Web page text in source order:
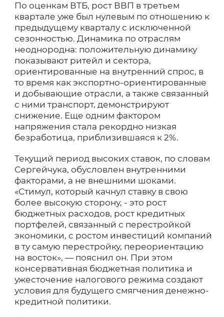
По оценкам ВТБ, рост ВВП в третьем
квартале уже был нулевым по отношению к
предыдущему кварталу с исключенной
сезонностью. Динамика по отраслям
неоднородна: положительную динамику
показывают ритейл и сектора,
ориентированные на внутренний спрос, в
то время как экспортно-ориентированные
и добывающие отрасли, а также связанный
с ними транспорт, демонстрируют
снижение. Еще одним фактором
напряжения стала рекордно низкая
безработица, приблизившаяся к 2%.
Текущий период высоких ставок, по словам
Сергейчука, обусловлен внутренними
факторами, а не внешними шоками.
«Стимул, который качнул ставку в свою
более высокую сторону, - это рост
бюджетных расходов, рост кредитных
портфелей, связанный с перестройкой
экономики, с ростом инвестиций компаний
в ту самую перестройку, переориентацию
на восток», — пояснил он. При этом
консервативная бюджетная политика и
ужесточение налогового режима создают
условия для будущего смягчения денежно-
кредитной политики.